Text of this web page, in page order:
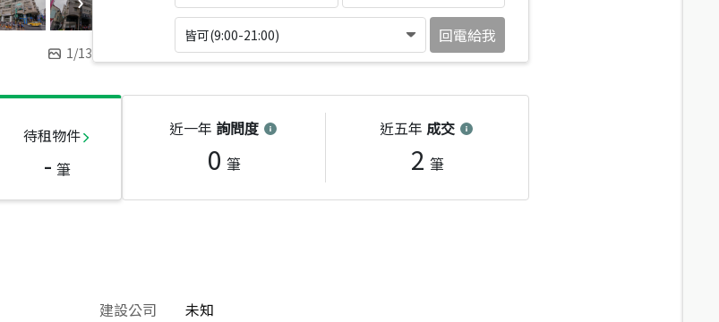
1/13
皆可(9:00-21:00) 回電給我
待租物件
- 筆
近一年 詢問度
0 筆
近五年 成交
2 筆
建設公司
未知